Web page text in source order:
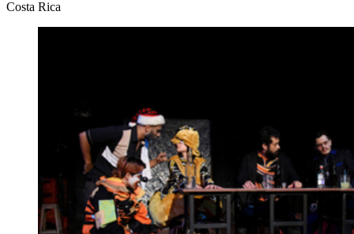
Costa Rica